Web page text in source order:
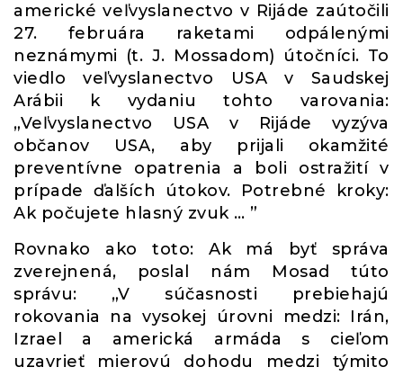
americké veľvyslanectvo v Rijáde zaútočili
27. februára raketami odpálenými
neznámymi (t. J. Mossadom) útočníci. To
viedlo veľvyslanectvo USA v Saudskej
Arábii k vydaniu tohto varovania:
„Veľvyslanectvo USA v Rijáde vyzýva
občanov USA, aby prijali okamžité
preventívne opatrenia a boli ostražití v
prípade ďalších útokov. Potrebné kroky:
Ak počujete hlasný zvuk … ”
Rovnako ako toto: Ak má byť správa
zverejnená, poslal nám Mosad túto
správu: „V súčasnosti prebiehajú
rokovania na vysokej úrovni medzi: Irán,
Izrael a americká armáda s cieľom
uzavrieť mierovú dohodu medzi týmito